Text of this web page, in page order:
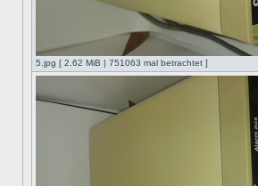
5.jpg [ 2.62 MiB | 751063 mal betrachtet ]